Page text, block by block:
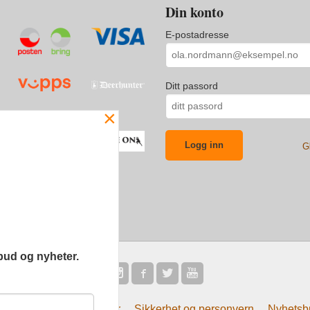
Din konto
E-postadresse
Ditt passord
×
og nyheter.